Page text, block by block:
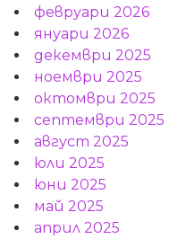
февруари 2026
януари 2026
декември 2025
ноември 2025
октомври 2025
септември 2025
август 2025
юли 2025
юни 2025
май 2025
април 2025